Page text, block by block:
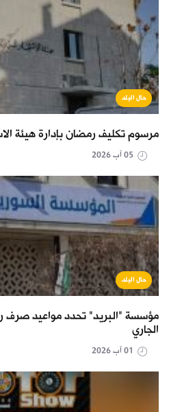
حال البلد
مرسوم تكليف رمضان بإدارة هيئة
حال البلد
مؤسسة "البريد" تحدد مواعيد صرف
الجاري